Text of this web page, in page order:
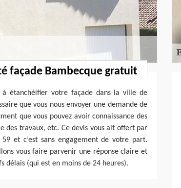
façade Bambecque gratuit
à étanchéifier votre façade dans la ville de
que vous nous envoyer une demande de
que vous pouvez avoir connaissance des
des travaux, etc. Ce devis vous ait offert par
et c’est sans engagement de votre part.
vous faire parvenir une réponse claire et
délais (qui est en moins de 24 heures).